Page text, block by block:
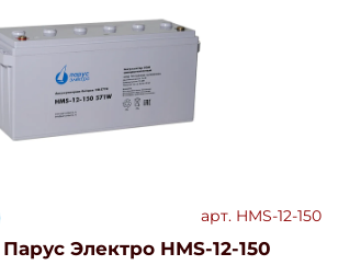
арт. HMS-12-150
Электро HMS-12-150